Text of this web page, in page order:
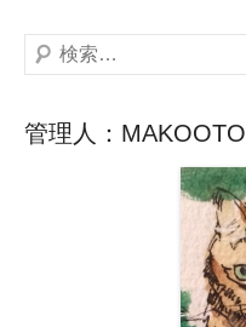
検
管理人：MAKOOTO